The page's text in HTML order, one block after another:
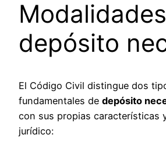
depósito
El Código Civil distingue dos
fundamentales de depósito
con sus propias características
jurídico: